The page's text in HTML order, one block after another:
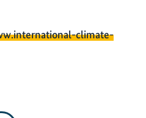
climate-